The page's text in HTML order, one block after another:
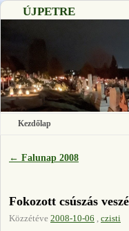
ÚJPETRE
Kezdőlap
Bejegyzés navigáció
← Falunap 2008
Fokozott csúszás
Közzétéve 2008-10-06 , czisti